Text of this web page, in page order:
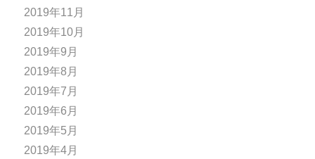
2019年11月
2019年10月
2019年9月
2019年8月
2019年7月
2019年6月
2019年5月
2019年4月